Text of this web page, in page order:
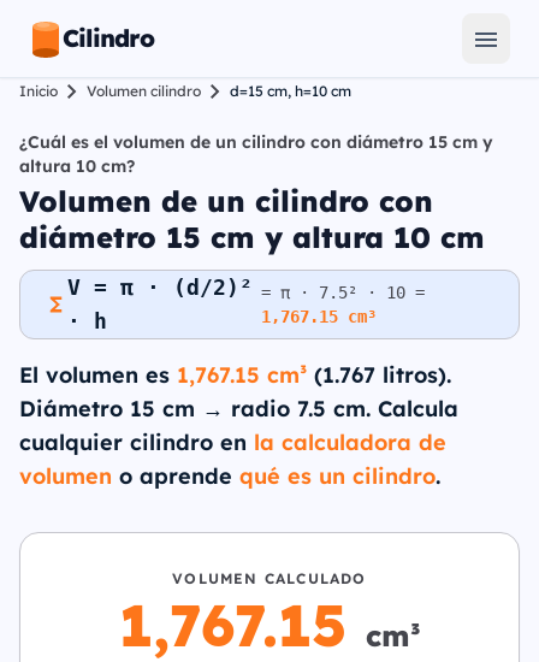
Cilindro
Inicio Volumen cilindro d=15 cm, h=10 cm
¿Cuál es el volumen de un cilindro con diámetro 15 cm y
altura 10 cm?
Volumen de un cilindro con
diámetro 15 cm y altura 10 cm
V = π · (d/2)²
· h
= π · 7.5² · 10 =
1,767.15 cm³
El volumen es 1,767.15 cm³ (1.767 litros).
Diámetro 15 cm → radio 7.5 cm. Calcula
cualquier cilindro en la calculadora de
volumen o aprende qué es un cilindro.
VOLUMEN CALCULADO
1,767.15 cm³